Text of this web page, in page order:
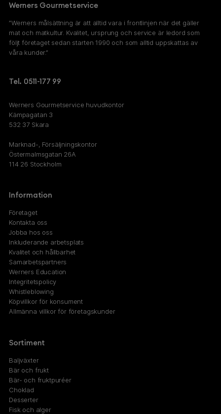
Werners Gourmetservice
”Werners målsättning är att alltid vara i frontlinjen när det gäller
mat och matkultur. Kvalitet, ursprung och service är ledord som
följt företaget sedan starten 1990 och som alltid uppskattas av
våra kunder.”
Tel. 0511-177 99
Werners Gourmetservice huvudkontor
Kämpagatan 3
532 37 Skara
Marknad-, Försäljningskontor
Östermalmsgatan 26A
114 26 Stockholm
Information
Företaget
Kontakta oss
Jobba hos oss
Inkluderande arbetsplats
Kvalitet och hållbarhet
Samarbetspartners
Werners Education
Integritetspolicy
Whistleblowing
Köpvillkor för konsument
Allmänna villkor för företagskunder
Sortiment
Baljväxter
Bär och frukt
Bär- och fruktpuréer
Choklad
Desserter
Fisk och alger